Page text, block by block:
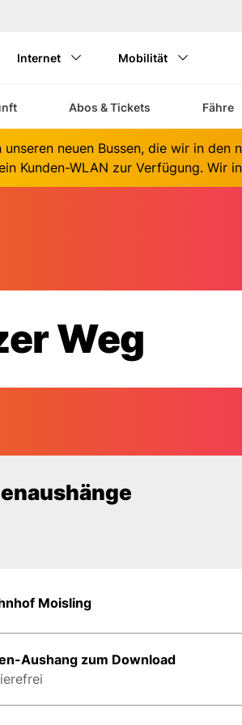
Internet Mobilität
Abos & Tickets Fähre
unseren neuen Bussen, die wir in
Kunden-WLAN zur Verfügung. Wir
Weg
Moisling
Aushang zum Download